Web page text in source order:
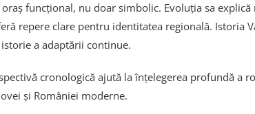
funcțional, nu doar simbolic. Evoluția sa explică
repere clare pentru identitatea regională. Istoria
a adaptării continue.
cronologică ajută la înțelegerea profundă a
și României moderne.